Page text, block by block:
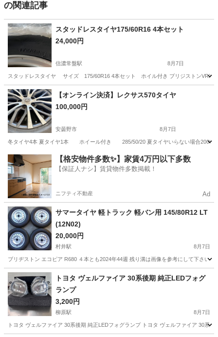
の関連記事
スタッドレスタイヤ175/60R16 4本セット
24,000円
信濃常盤駅 8月7日
スタッドレスタイヤ サイズ 175/60R16 4本セット ホイル付き ブリジストンVRX2
長野 大町市 信濃常盤駅 タイヤ、ホイール ラクティス
【オンライン決済】レクサス570タイヤ
100,000円
安曇野市 8月7日
冬タイヤ4本 夏タイヤ1本 ホイール付き 285/50/20 夏タイヤいらない場合20000
長野 安曇野市 タイヤ、ホイール
【格安物件多数✨】家賃4万円以下多数
【保証人ナシ】賃貸物件多数掲載！
ニフティ不動産 Ad
サマータイヤ 軽トラック 軽バン用 145/80R12 LT
(12N02)
20,000円
村井駅 8月7日
ブリヂストン エコピア R680 ４本とも2024年44週 残り溝は画像を参考にして下さい
長野 松本市 村井駅 タイヤ、ホイール R12
トヨタ ヴェルファイア 30系後期 純正LEDフォグ
ランプ
3,200円
柳原駅 8月7日
トヨタ ヴェルファイア 30系後期 純正LEDフォグランプ トヨタ ヴェルファイア 30系